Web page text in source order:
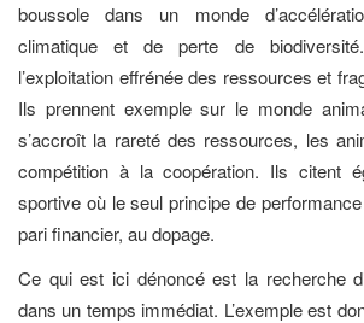
boussole dans un monde
climatique et de perte de
l’exploitation effrénée des ressources et
Ils prennent exemple sur le monde
s’accroît la rareté des ressources, les
compétition à la coopération. Ils citent
sportive où le seul principe de
pari financier, au dopage.
Ce qui est ici dénoncé est la recherche
dans un temps immédiat. L’exemple est